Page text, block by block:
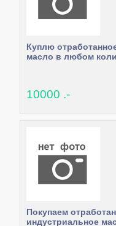
Куплю
масло в любом
10000 .-
Покупаем
индустриальное